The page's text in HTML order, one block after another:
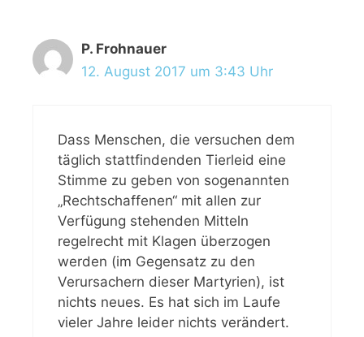
P. Frohnauer
12. August 2017 um 3:43 Uhr
Dass Menschen, die versuchen dem
täglich stattfindenden Tierleid eine
Stimme zu geben von sogenannten
„Rechtschaffenen“ mit allen zur
Verfügung stehenden Mitteln
regelrecht mit Klagen überzogen
werden (im Gegensatz zu den
Verursachern dieser Martyrien), ist
nichts neues. Es hat sich im Laufe
vieler Jahre leider nichts verändert.